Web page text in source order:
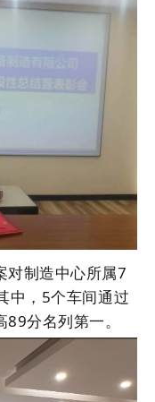
对制造中心所属7
中，5个车间通过
分名列第一。